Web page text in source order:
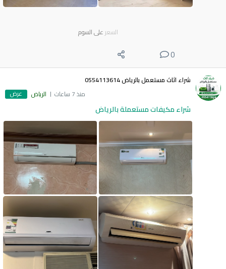
السعر على السوم
0
شراء اثاث مستعمل بالرياض 0554113614
منذ 7 ساعات
الرياض عرض
شراء مكيفات مستعملة بالرياض